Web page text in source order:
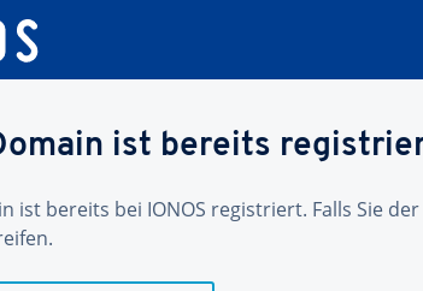
ist bereits
ist bereits bei IONOS registriert. Falls Sie